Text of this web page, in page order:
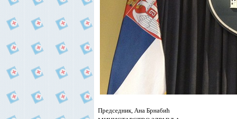
Председник, Ана Брнабић